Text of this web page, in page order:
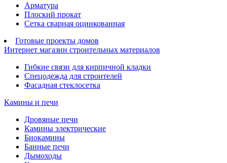
Арматура
Плоский прокат
Сетка сварная оцинкованная
Готовые проекты домов
Интернет магазин строительных материалов
Гибкие связи для кирпичной кладки
Спецодежда для строителей
Фасадная стеклосетка
Камины и печи
Дровяные печи
Камины электрические
Биокамины
Банные печи
Дымоходы